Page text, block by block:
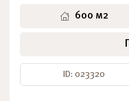
600 м2
ID: 023320